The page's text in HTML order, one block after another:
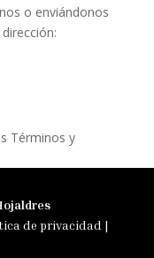
o enviándonos
Términos y
de privacidad |